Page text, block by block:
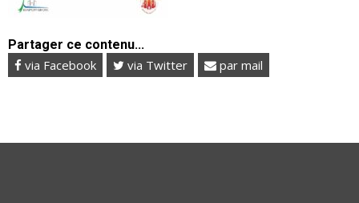
Partager ce contenu...
via Facebook via Twitter par mail